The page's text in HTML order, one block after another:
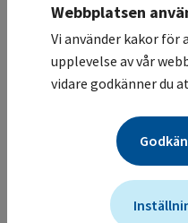
Karolinska
allmän
Deltagande sjukhus
Studiesammanfattning
1st line studie på icke
patienterna får standard
Canacinumab/Placebo
Mer information om
Studien ändrades senast:
Webbplatsen
Vi använder kakor
upplevelse av vår
vidare godkänner du